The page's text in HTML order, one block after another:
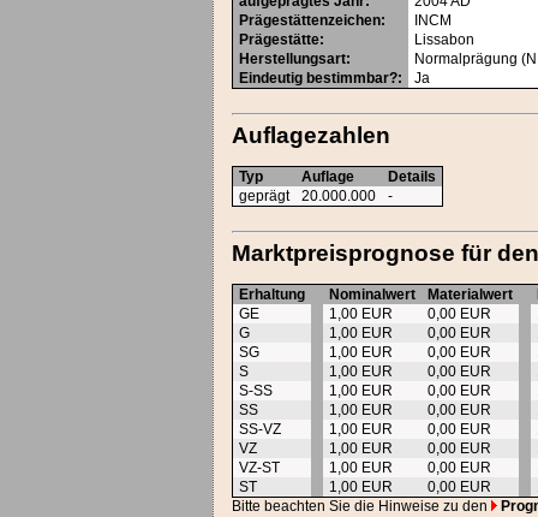
Prägestättenzeichen:
INCM
Prägestätte:
Lissabon
Herstellungsart:
Normalprägung
Eindeutig bestimmbar?: Ja
Auflagezahlen
Typ Auflage
Details
geprägt
20.000.000 -
Marktpreisprognose für
Erhaltung Nominalwert Materialwert
GE
1,00 EUR 0,00 EUR
G
1,00 EUR 0,00 EUR
SG
1,00 EUR 0,00 EUR
S
1,00 EUR 0,00 EUR
S-SS
1,00 EUR 0,00 EUR
SS
1,00 EUR 0,00 EUR
SS-VZ
1,00 EUR 0,00 EUR
VZ
1,00 EUR 0,00 EUR
VZ-ST
1,00 EUR 0,00 EUR
ST
1,00 EUR 0,00 EUR
Bitte beachten Sie die Hinweise zu den